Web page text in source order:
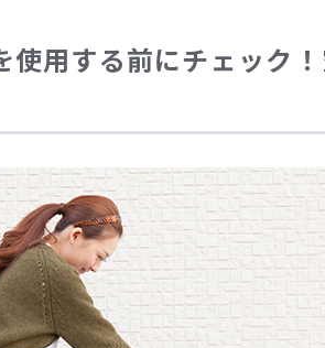
使用する前にチェック